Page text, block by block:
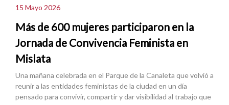
15 Mayo 2026
Más de 600 mujeres participaron en la
Jornada de Convivencia Feminista en
Mislata
Una mañana celebrada en el Parque de la Canaleta que volvió a
reunir a las entidades feministas de la ciudad en un día
pensado para convivir, compartir y dar visibilidad al trabajo que